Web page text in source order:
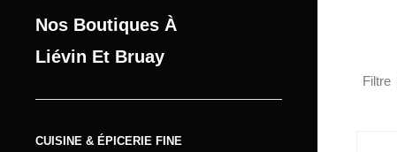
Nos Boutiques À
Liévin Et Bruay
CUISINE & ÉPICERIE FINE
Filtre